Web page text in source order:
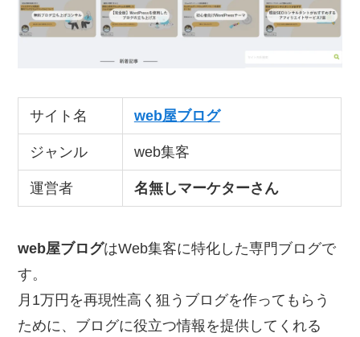
サイト名 web屋ブログ
ジャンル web集客
運営者 名無しマーケターさん
web屋ブログはWeb集客に特化した専門ブログで
す。
月1万円を再現性高く狙うブログを作ってもらう
ために、ブログに役立つ情報を提供してくれる